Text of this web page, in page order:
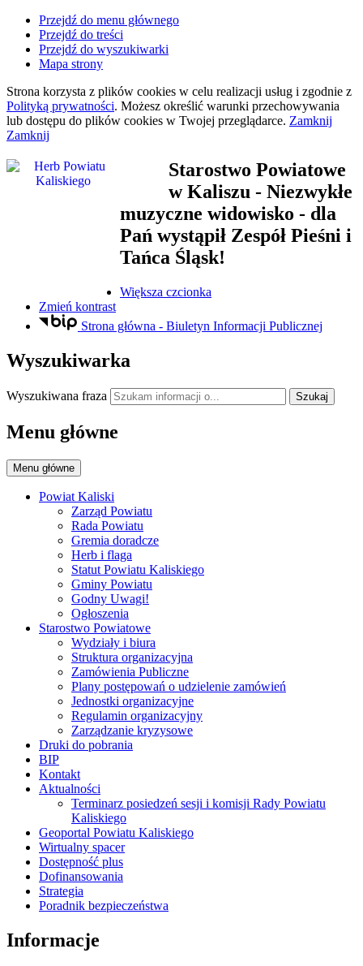
Przejdź do menu głównego
Przejdź do treści
Przejdź do wyszukiwarki
Mapa strony
Strona korzysta z plików cookies w celu realizacji usług i zgodnie z
Polityką prywatności. Możesz określić warunki przechowywania
lub dostępu do plików cookies w Twojej przeglądarce. Zamknij
Zamknij
Starostwo Powiatowe
w Kaliszu - Niezwykłe
muzyczne widowisko - dla
Pań wystąpił Zespół Pieśni i
Tańca Śląsk!
Większa czcionka
Zmień kontrast
Strona główna - Biuletyn Informacji Publicznej
Wyszukiwarka
Wyszukiwana fraza Szukaj
Menu główne
Menu główne
Powiat Kaliski
Zarząd Powiatu
Rada Powiatu
Gremia doradcze
Herb i flaga
Statut Powiatu Kaliskiego
Gminy Powiatu
Godny Uwagi!
Ogłoszenia
Starostwo Powiatowe
Wydziały i biura
Struktura organizacyjna
Zamówienia Publiczne
Plany postępowań o udzielenie zamówień
Jednostki organizacyjne
Regulamin organizacyjny
Zarządzanie kryzysowe
Druki do pobrania
BIP
Kontakt
Aktualności
Terminarz posiedzeń sesji i komisji Rady Powiatu
Kaliskiego
Geoportal Powiatu Kaliskiego
Wirtualny spacer
Dostępność plus
Dofinansowania
Strategia
Poradnik bezpieczeństwa
Informacje